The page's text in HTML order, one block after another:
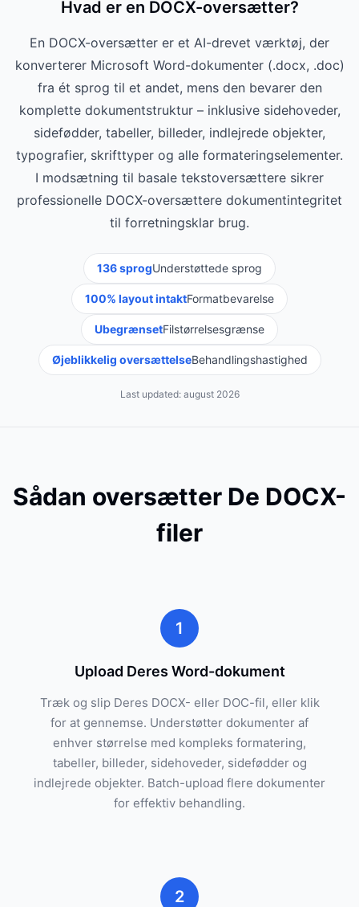
Hvad er en DOCX-oversætter?
En DOCX-oversætter er et AI-drevet værktøj, der
konverterer Microsoft Word-dokumenter (.docx, .doc)
fra ét sprog til et andet, mens den bevarer den
komplette dokumentstruktur – inklusive sidehoveder,
sidefødder, tabeller, billeder, indlejrede objekter,
typografier, skrifttyper og alle formateringselementer.
I modsætning til basale tekstoversættere sikrer
professionelle DOCX-oversættere dokumentintegritet
til forretningsklar brug.
136 sprogUnderstøttede sprog
100% layout intaktFormatbevarelse
UbegrænsetFilstørrelsesgrænse
Øjeblikkelig oversættelseBehandlingshastighed
Last updated: august 2026
Sådan oversætter De DOCX-
filer
1
Upload Deres Word-dokument
Træk og slip Deres DOCX- eller DOC-fil, eller klik
for at gennemse. Understøtter dokumenter af
enhver størrelse med kompleks formatering,
tabeller, billeder, sidehoveder, sidefødder og
indlejrede objekter. Batch-upload flere dokumenter
for effektiv behandling.
2